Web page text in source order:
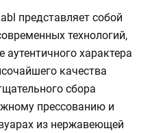
представляет собой
технологий,
характера
качества
сбора
прессованию и
из нержавеющей